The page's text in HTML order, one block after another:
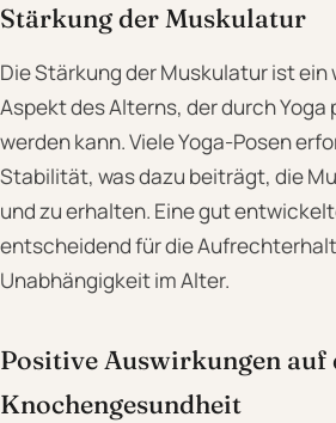
Stärkung der Muskulatur
Die Stärkung der Muskulatur ist
Aspekt des Alterns, der durch
werden kann. Viele Yoga-Posen
Stabilität, was dazu beiträgt, die
und zu erhalten. Eine gut
entscheidend für die
Unabhängigkeit im Alter.
Positive Auswirkungen auf
Knochengesundheit